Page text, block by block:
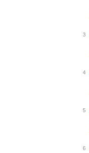
3
4
5
6